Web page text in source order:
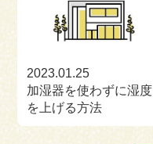
2023.01.25
加湿器を使わずに湿度
を上げる方法